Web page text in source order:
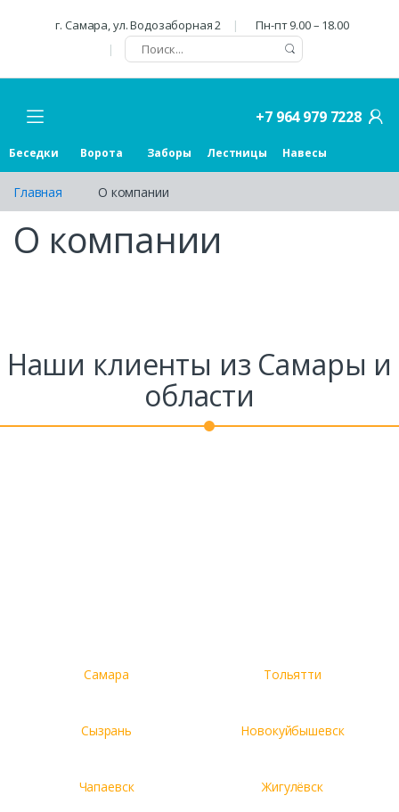
г. Самара, ул. Водозаборная 2 Пн-пт 9.00 – 18.00
+7 964 979 7228
Беседки Ворота Заборы Лестницы Навесы
Главная О компании
О компании
Наши клиенты из Самары и
области
Самара Тольятти
Сызрань Новокуйбышевск
Чапаевск Жигулёвск